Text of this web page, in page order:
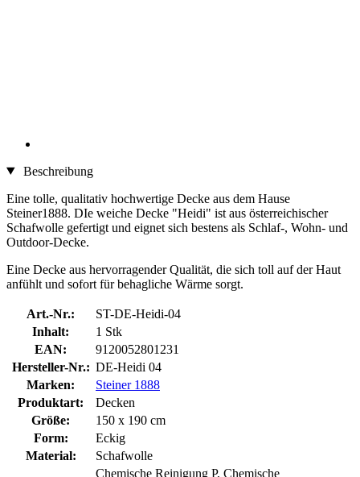
Beschreibung
Eine tolle, qualitativ hochwertige Decke aus dem Hause
Steiner1888. DIe weiche Decke "Heidi" ist aus österreichischer
Schafwolle gefertigt und eignet sich bestens als Schlaf-, Wohn- und
Outdoor-Decke.
Eine Decke aus hervorragender Qualität, die sich toll auf der Haut
anfühlt und sofort für behagliche Wärme sorgt.
Art.-Nr.:
ST-DE-Heidi-04
Inhalt:
1 Stk
EAN:
9120052801231
Hersteller-Nr.: DE-Heidi 04
Marken:
Steiner 1888
Produktart:
Decken
Größe:
150 x 190 cm
Form:
Eckig
Material:
Schafwolle
Chemische Reinigung P, Chemische